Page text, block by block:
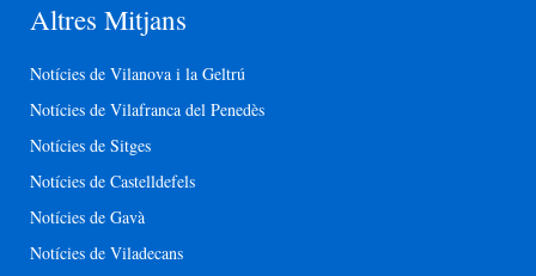
Altres Mitjans
Notícies de Vilanova i la Geltrú
Notícies de Vilafranca del Penedès
Notícies de Sitges
Notícies de Castelldefels
Notícies de Gavà
Notícies de Viladecans